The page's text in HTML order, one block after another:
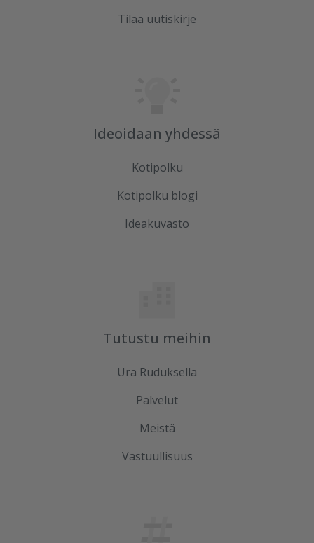
Tilaa uutiskirje
Ideoidaan yhdessä
Kotipolku
Kotipolku blogi
Ideakuvasto
Tutustu meihin
Ura Ruduksella
Palvelut
Meistä
Vastuullisuus